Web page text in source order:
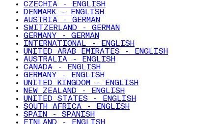
CZECHIA - ENGLISH
DENMARK - ENGLISH
AUSTRIA - GERMAN
SWITZERLAND - GERMAN
GERMANY - GERMAN
INTERNATIONAL - ENGLISH
UNITED ARAB EMIRATES - ENGLISH
AUSTRALIA - ENGLISH
CANADA - ENGLISH
GERMANY - ENGLISH
UNITED KINGDOM - ENGLISH
NEW ZEALAND - ENGLISH
UNITED STATES - ENGLISH
SOUTH AFRICA - ENGLISH
SPAIN - SPANISH